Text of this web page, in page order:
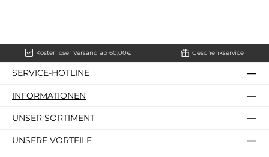
Kostenloser Versand ab 60,00€ Geschenkservice
SERVICE-HOTLINE
INFORMATIONEN
UNSER SORTIMENT
UNSERE VORTEILE